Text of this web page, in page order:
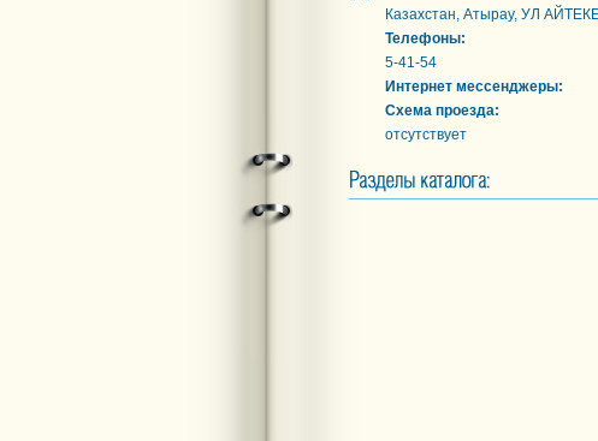
Казахстан, Атырау, УЛ
Телефоны:
5-41-54
Интернет мессенджеры:
Схема проезда:
отсутствует